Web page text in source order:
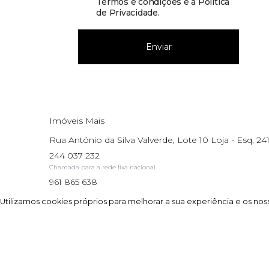
Utilizamos cookies próprios para melhorar a sua experiência e os
de Privacidade.
Enviar
Imóveis Mais
Rua António da Silva Valverde, Lote 10 Loja - Esq,
244 037 232
Chamada para a rede fixa nacional
961 865 638
AMI: 17195
Centro de
Utilizamos cookies próprios para melhorar a sua experiência e os